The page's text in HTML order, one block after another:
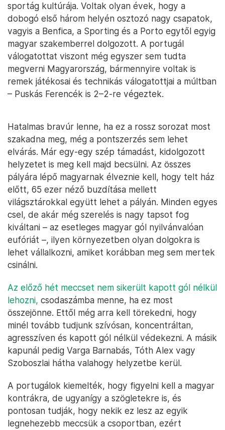
sportág kultúrája. Voltak olyan évek, hogy a
dobogó első három helyén osztozó nagy csapatok,
vagyis a Benfica, a Sporting és a Porto egytől egyig
magyar szakemberrel dolgozott. A portugál
válogatottat viszont még egyszer sem tudta
megverni Magyarország, bármennyire voltak is
remek játékosai és technikás válogatottjai a múltban
– Puskás Ferencék is 2–2-re végeztek.
Hatalmas bravúr lenne, ha ez a rossz sorozat most
szakadna meg, még a pontszerzés sem lehet
elvárás. Már egy-egy szép támadást, kidolgozott
helyzetet is meg kell majd becsülni. Az összes
pályára lépő magyarnak élveznie kell, hogy telt ház
előtt, 65 ezer néző buzdítása mellett
világsztárokkal együtt lehet a pályán. Minden egyes
csel, de akár még szerelés is nagy tapsot fog
kiváltani – az esetleges magyar gól nyilvánvalóan
eufóriát –, ilyen környezetben olyan dolgokra is
lehet vállalkozni, amiket korábban meg sem mertek
csinálni.
Az előző hét meccset nem sikerült kapott gól nélkül
lehozni, csodaszámba menne, ha ez most
összejönne. Ettől még arra kell törekedni, hogy
minél tovább tudjunk szívósan, koncentráltan,
agresszíven és kapott gól nélkül védekezni. A másik
kapunál pedig Varga Barnabás, Tóth Alex vagy
Szoboszlai hátha valahogy helyzetbe kerül.
A portugálok kiemelték, hogy figyelni kell a magyar
kontrákra, de ugyanígy a szögletekre is, és
pontosan tudják, hogy nekik ez lesz az egyik
legnehezebb meccsük a csoportban, ezért